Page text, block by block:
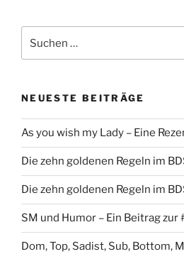
nach:
NEUESTE BEITRÄGE
As you wish my Lady – Eine
Die zehn goldenen Regeln im
Die zehn goldenen Regeln im
SM und Humor – Ein Beitrag zur
Dom, Top, Sadist, Sub, Bottom,